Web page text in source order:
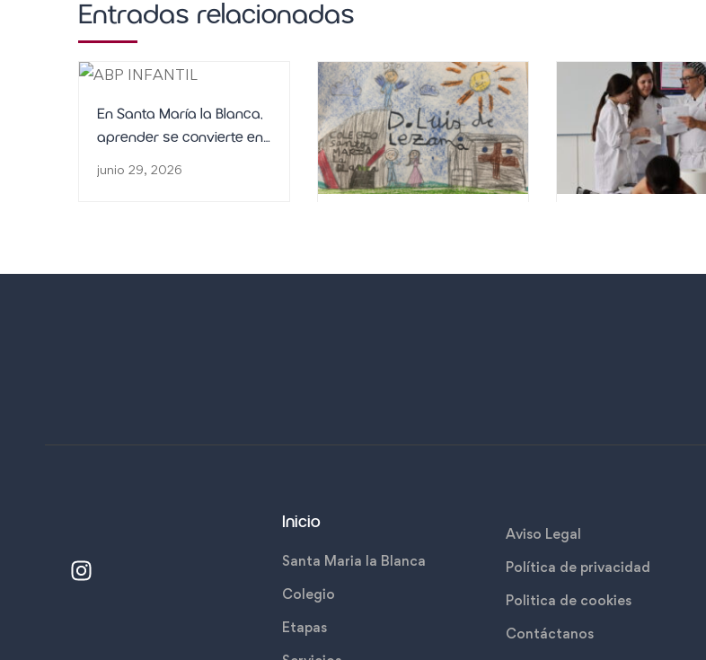
Entradas relacionadas
En Santa María la Blanca,
aprender se convierte en
una aventura
junio 29, 2026
junio 16, 2026 junio 15, 2026
Inicio
Santa Maria la Blanca
Colegio
Etapas
Aviso Legal
Política de privacidad
Politica de cookies
Contáctanos